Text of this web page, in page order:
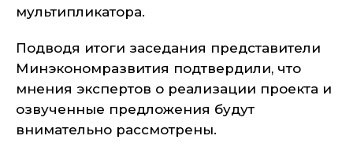
мультипликатора.
Подводя итоги заседания представители
Минэкономразвития подтвердили, что
мнения экспертов о реализации проекта и
озвученные предложения будут
внимательно рассмотрены.